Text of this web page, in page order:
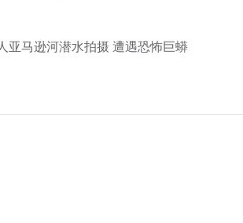
马逊河潜水拍摄 遭遇恐怖巨蟒